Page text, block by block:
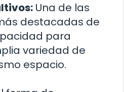
Una de las
destacadas de
para
variedad de
espacio.